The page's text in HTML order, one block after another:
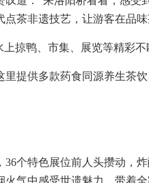
茶非遗技艺，让游客在品味
上掠鸭、市集、展览等精彩
提供多款药食同源养生茶
36个特色展位前人头攒动，
气中感受世遗魅力。带着